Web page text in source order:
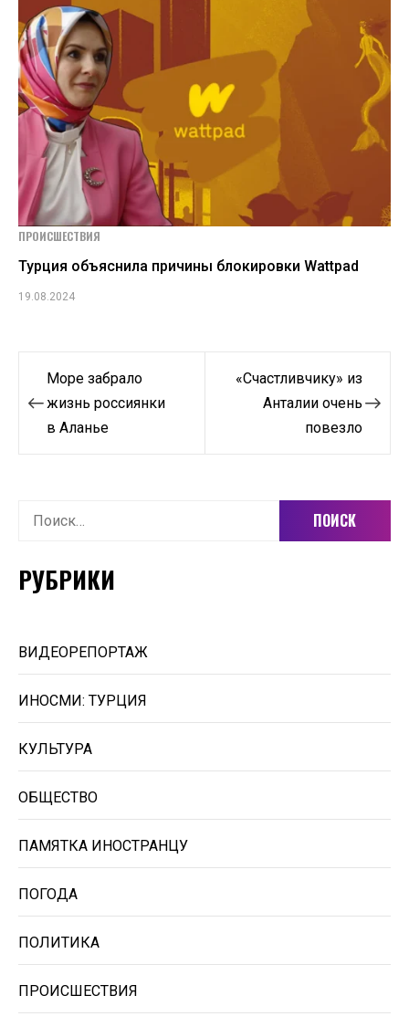
ПРОИСШЕСТВИЯ
Турция объяснила причины блокировки Wattpad
19.08.2024
Навигация
по
Море забрало
жизнь россиянки
в Аланье
«Счастливчику» из
Анталии очень
повезло
Найти:
РУБРИКИ
ВИДЕОРЕПОРТАЖ
ИНОСМИ: ТУРЦИЯ
КУЛЬТУРА
ОБЩЕСТВО
ПАМЯТКА ИНОСТРАНЦУ
ПОГОДА
ПОЛИТИКА
ПРОИСШЕСТВИЯ